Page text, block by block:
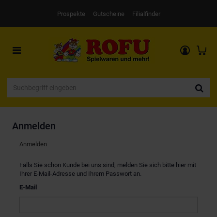
Prospekte Gutscheine Filialfinder
Toggle
navigation
Anmelden
Anmelden
Falls Sie schon Kunde bei uns sind, melden Sie sich bitte hier mit
Ihrer E-Mail-Adresse und Ihrem Passwort an.
E-Mail